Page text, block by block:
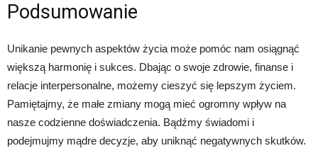
Podsumowanie
Unikanie pewnych aspektów życia może pomóc nam osiągnąć
większą harmonię i sukces. Dbając o swoje zdrowie, finanse i
relacje interpersonalne, możemy cieszyć się lepszym życiem.
Pamiętajmy, że małe zmiany mogą mieć ogromny wpływ na
nasze codzienne doświadczenia. Bądźmy świadomi i
podejmujmy mądre decyzje, aby uniknąć negatywnych skutków.